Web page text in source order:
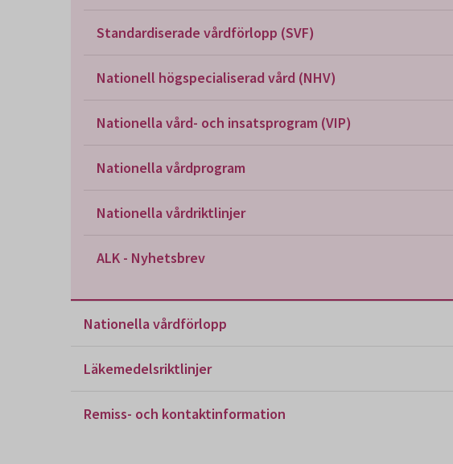
Standardiserade vårdförlopp (SVF)
Nationell högspecialiserad vård (NHV)
Nationella vård- och insatsprogram (VIP)
Nationella vårdprogram
Nationella vårdriktlinjer
ALK - Nyhetsbrev
Nationella vårdförlopp
Läkemedelsriktlinjer
Remiss- och kontaktinformation